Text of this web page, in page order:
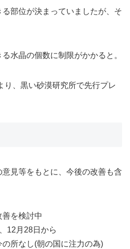
部位が決まっていましたが、そ
水晶の個数に制限がかかると。
り、黒い砂漠研究所で先行プレ
見等をもとに、今後の改善も含
善を検討中
12月28日から
の所なし(朝の国に注力の為)